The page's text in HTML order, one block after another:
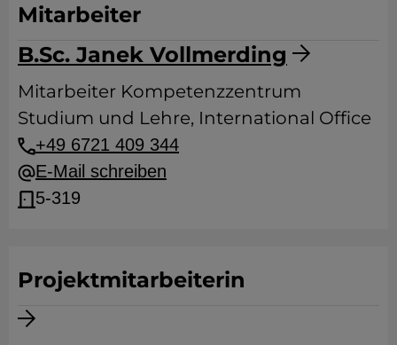
B.Sc. Janek Vollmerding
Mitarbeiter
Mitarbeiter Kompetenzzentrum
Studium und Lehre, International Office
+49 6721 409 344
E-Mail schreiben
5-319
Projektmitarbeiterin